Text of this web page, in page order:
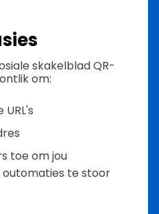
skakelblad QR-
om:
toe om jou
te stoor